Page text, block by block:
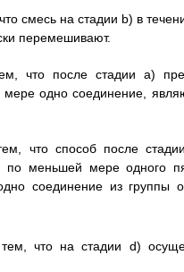
смесь на стадии b) в
перемешивают.
что после стадии а)
одно соединение,
что способ после
по меньшей мере одного
соединение из группы
что на стадии d)